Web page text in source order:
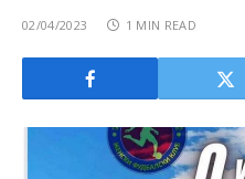
02/04/2023 1 MIN READ